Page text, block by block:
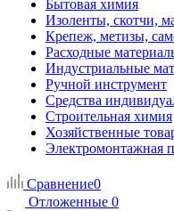
Бытовая химия
Изоленты, скотчи,
Крепеж, метизы,
Расходные
Индустриальные
Ручной инструмент
Средства
Строительная химия
Хозяйственные
Электромонтажная
Сравнение0
Отложенные 0